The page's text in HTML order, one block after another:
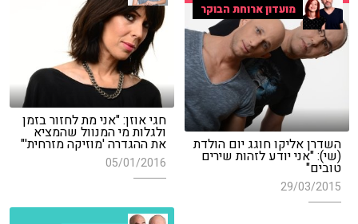
חגי אוזן: "אני מת לחזור בזמן
ולגלות מי המנוול שהמציא
את ההגדרה 'מוזיקה מזרחית'"
05/01/2016
מועדון ארוחת הבוקר
השדרן אליקו חוגג יום הולדת
(שי): "אני יודע לזהות שירים
טובים"
29/03/2015